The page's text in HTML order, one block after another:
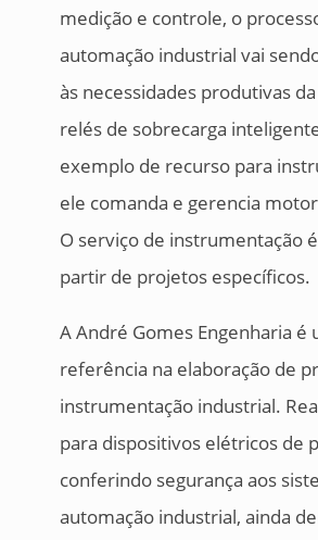
medição e controle, o
automação industrial vai
às necessidades produtivas
relés de sobrecarga
exemplo de recurso para
ele comanda e gerencia
O serviço de instrumentação
partir de projetos específicos.
A André Gomes Engenharia é
referência na elaboração de
instrumentação industrial.
para dispositivos elétricos de
conferindo segurança aos
automação industrial, ainda